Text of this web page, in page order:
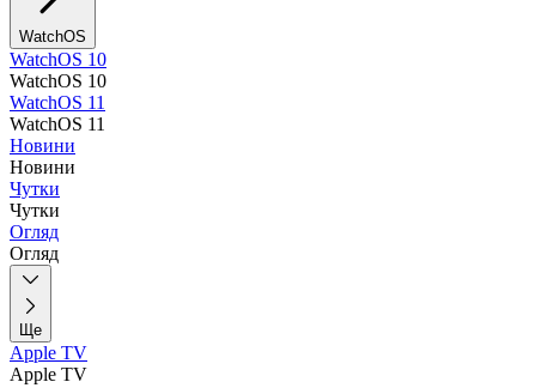
WatchOS
WatchOS 10
WatchOS 10
WatchOS 11
WatchOS 11
Новини
Новини
Чутки
Чутки
Огляд
Огляд
Ще
Apple TV
Apple TV